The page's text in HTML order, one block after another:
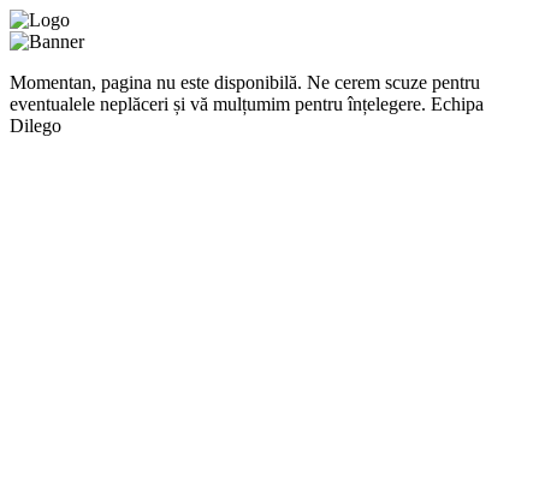
Momentan, pagina nu este disponibilă. Ne cerem scuze pentru
eventualele neplăceri și vă mulțumim pentru înțelegere. Echipa
Dilego